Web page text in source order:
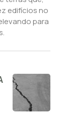
edifícios no
para